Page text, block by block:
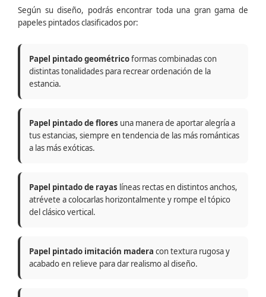
Según su diseño, podrás encontrar toda una gran gama de
papeles pintados clasificados por:
Papel pintado geométricoformas combinadas con
distintas tonalidades para recrear ordenación de la
estancia.
Papel pintado de flores una manera de aportar alegría a
tus estancias, siempre en tendencia de las más románticas
a las más exóticas.
Papel pintado de rayas líneas rectas en distintos anchos,
atrévete a colocarlas horizontalmente y rompe el tópico
del clásico vertical.
Papel pintado imitación madera con textura rugosa y
acabado en relieve para dar realismo al diseño.